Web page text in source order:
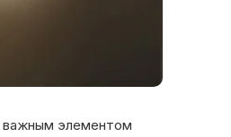
важным элементом